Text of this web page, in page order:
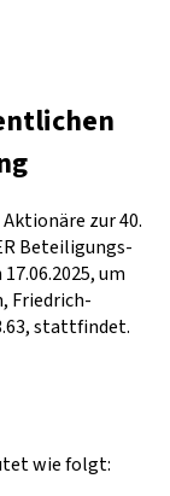
zur 40.
Beteiligungs-
um
Friedrich-
stattfindet.
wie folgt: